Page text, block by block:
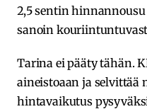
2,5 sentin
sanoin
Tarina ei pääty tähän.
aineistoaan ja selvittää
hintavaikutus